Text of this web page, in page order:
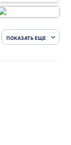
ПОКАЗАТЬ ЕЩЕ